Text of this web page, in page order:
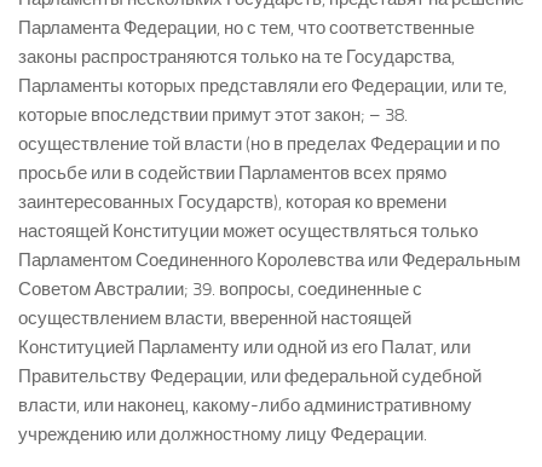
Парламента Федерации, но с тем, что соответственные
законы распространяются только на те Государства,
Парламенты которых представляли его Федерации, или те,
которые впоследствии примут этот закон; – 38.
осуществление той власти (но в пределах Федерации и по
просьбе или в содействии Парламентов всех прямо
заинтересованных Государств), которая ко времени
настоящей Конституции может осуществляться только
Парламентом Соединенного Королевства или Федеральным
Советом Австралии; 39. вопросы, соединенные с
осуществлением власти, вверенной настоящей
Конституцией Парламенту или одной из его Палат, или
Правительству Федерации, или федеральной судебной
власти, или наконец, какому-либо административному
учреждению или должностному лицу Федерации.